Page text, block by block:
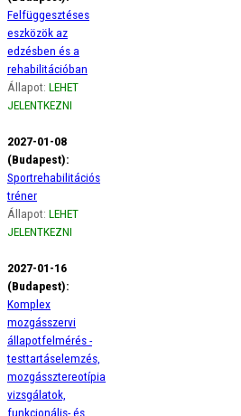
Felfüggesztéses
eszközök az
edzésben és a
rehabilitációban
Állapot: LEHET
JELENTKEZNI
2027-01-08
(Budapest):
Sportrehabilitációs
tréner
Állapot: LEHET
JELENTKEZNI
2027-01-16
(Budapest):
Komplex
mozgásszervi
állapotfelmérés -
testtartáselemzés,
mozgássztereotípia
vizsgálatok,
funkcionális- és